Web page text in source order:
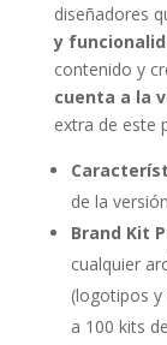
diseñadores
y
contenido y
cuenta a la
extra de este
de la
Brand Kit
cualquier
(logotipos
a 100 kits